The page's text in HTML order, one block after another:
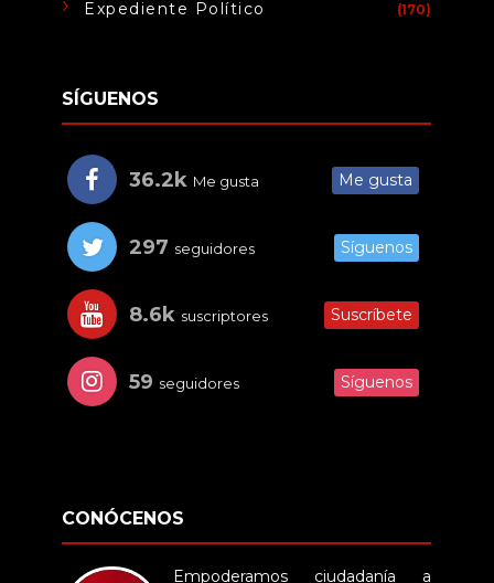
Expediente Político (170)
SÍGUENOS
36.2k Me gusta Me gusta
297 seguidores Síguenos
8.6k suscriptores Suscríbete
59 seguidores Síguenos
CONÓCENOS
Empoderamos ciudadanía a